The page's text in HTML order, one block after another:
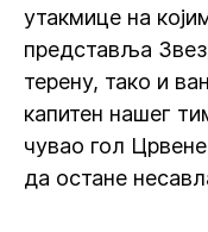
утакмице на
представља
терену, тако и
капитен нашег
чувао гол
да остане